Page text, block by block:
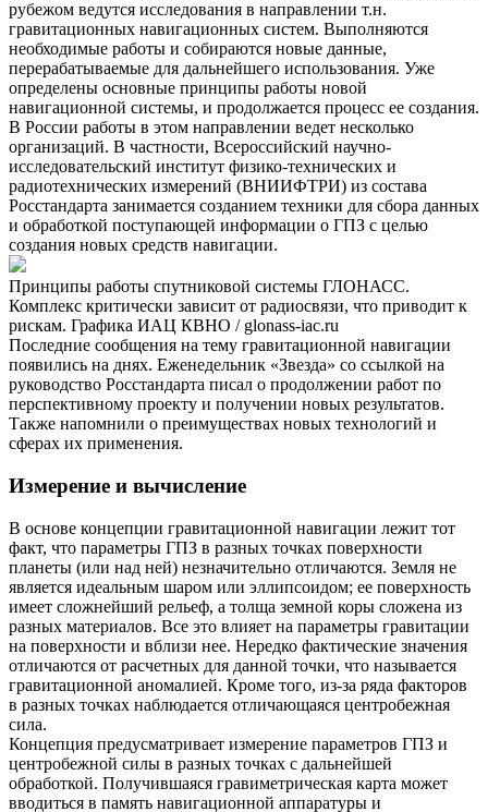
рубежом ведутся исследования в направлении т.н.
гравитационных навигационных систем. Выполняются
необходимые работы и собираются новые данные,
перерабатываемые для дальнейшего использования. Уже
определены основные принципы работы новой
навигационной системы, и продолжается процесс ее создания.
В России работы в этом направлении ведет несколько
организаций. В частности, Всероссийский научно-
исследовательский институт физико-технических и
радиотехнических измерений (ВНИИФТРИ) из состава
Росстандарта занимается созданием техники для сбора данных
и обработкой поступающей информации о ГПЗ с целью
создания новых средств навигации.
Принципы работы спутниковой системы ГЛОНАСС.
Комплекс критически зависит от радиосвязи, что приводит к
рискам. Графика ИАЦ КВНО / glonass-iac.ru
Последние сообщения на тему гравитационной навигации
появились на днях. Еженедельник «Звезда» со ссылкой на
руководство Росстандарта писал о продолжении работ по
перспективному проекту и получении новых результатов.
Также напомнили о преимуществах новых технологий и
сферах их применения.
Измерение и вычисление
В основе концепции гравитационной навигации лежит тот
факт, что параметры ГПЗ в разных точках поверхности
планеты (или над ней) незначительно отличаются. Земля не
является идеальным шаром или эллипсоидом; ее поверхность
имеет сложнейший рельеф, а толща земной коры сложена из
разных материалов. Все это влияет на параметры гравитации
на поверхности и вблизи нее. Нередко фактические значения
отличаются от расчетных для данной точки, что называется
гравитационной аномалией. Кроме того, из-за ряда факторов
в разных точках наблюдается отличающаяся центробежная
сила.
Концепция предусматривает измерение параметров ГПЗ и
центробежной силы в разных точках с дальнейшей
обработкой. Получившаяся гравиметрическая карта может
вводиться в память навигационной аппаратуры и